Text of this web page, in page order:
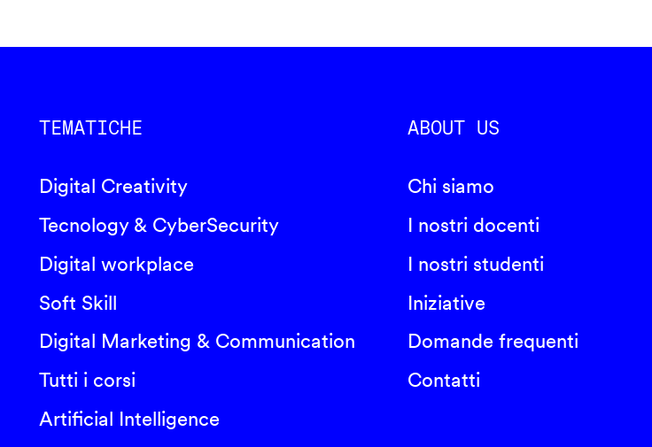
TEMATICHE
Digital Creativity
Tecnology & CyberSecurity
Digital workplace
Soft Skill
Digital Marketing & Communication
Tutti i corsi
Artificial Intelligence
ABOUT US
Chi siamo
I nostri docenti
I nostri studenti
Iniziative
Domande frequenti
Contatti